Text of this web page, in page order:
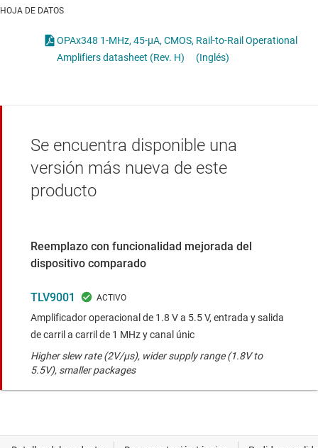
HOJA DE DATOS
OPAx348 1-MHz, 45-μA, CMOS, Rail-to-Rail Operational
Amplifiers datasheet (Rev. H)
(Inglés)
Se encuentra disponible una
versión más nueva de este
producto
Reemplazo con funcionalidad mejorada del
dispositivo comparado
TLV9001
Amplificador operacional de 1.8 V a 5.5 V, entrada y salida
de carril a carril de 1 MHz y canal únic
Higher slew rate (2V/µs), wider supply range (1.8V to
5.5V), smaller packages